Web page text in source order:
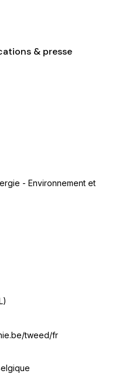
& presse
- Environnement et
tweed/fr